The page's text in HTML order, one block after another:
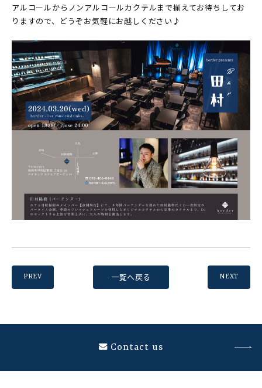
アルコールからノンアルコールカクテルまで揃えてお待ちしてお
りますので、どうぞお気軽にお越しください♪
一覧へ戻る
PREV NEXT
Contact us